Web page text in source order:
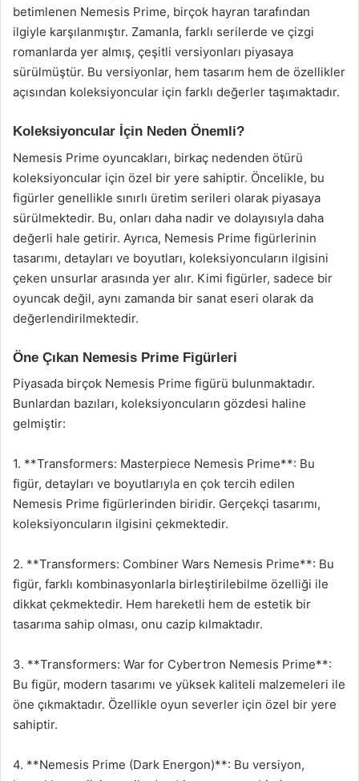
betimlenen Nemesis Prime, birçok hayran tarafından
ilgiyle karşılanmıştır. Zamanla, farklı serilerde ve çizgi
romanlarda yer almış, çeşitli versiyonları piyasaya
sürülmüştür. Bu versiyonlar, hem tasarım hem de özellikler
açısından koleksiyoncular için farklı değerler taşımaktadır.
Koleksiyoncular İçin Neden Önemli?
Nemesis Prime oyuncakları, birkaç nedenden ötürü
koleksiyoncular için özel bir yere sahiptir. Öncelikle, bu
figürler genellikle sınırlı üretim serileri olarak piyasaya
sürülmektedir. Bu, onları daha nadir ve dolayısıyla daha
değerli hale getirir. Ayrıca, Nemesis Prime figürlerinin
tasarımı, detayları ve boyutları, koleksiyoncuların ilgisini
çeken unsurlar arasında yer alır. Kimi figürler, sadece bir
oyuncak değil, aynı zamanda bir sanat eseri olarak da
değerlendirilmektedir.
Öne Çıkan Nemesis Prime Figürleri
Piyasada birçok Nemesis Prime figürü bulunmaktadır.
Bunlardan bazıları, koleksiyoncuların gözdesi haline
gelmiştir:
1. **Transformers: Masterpiece Nemesis Prime**: Bu
figür, detayları ve boyutlarıyla en çok tercih edilen
Nemesis Prime figürlerinden biridir. Gerçekçi tasarımı,
koleksiyoncuların ilgisini çekmektedir.
2. **Transformers: Combiner Wars Nemesis Prime**: Bu
figür, farklı kombinasyonlarla birleştirilebilme özelliği ile
dikkat çekmektedir. Hem hareketli hem de estetik bir
tasarıma sahip olması, onu cazip kılmaktadır.
3. **Transformers: War for Cybertron Nemesis Prime**:
Bu figür, modern tasarımı ve yüksek kaliteli malzemeleri ile
öne çıkmaktadır. Özellikle oyun severler için özel bir yere
sahiptir.
4. **Nemesis Prime (Dark Energon)**: Bu versiyon,